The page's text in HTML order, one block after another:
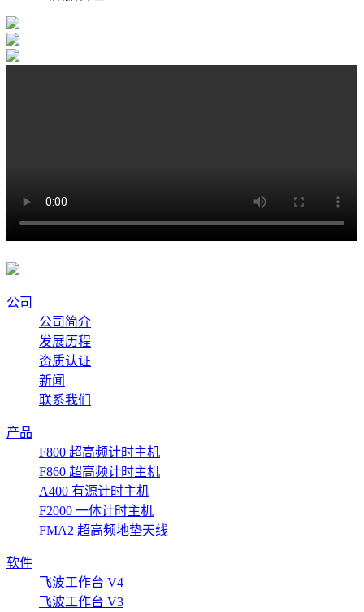
公司
公司简介
发展历程
资质认证
新闻
联系我们
产品
F800 超高频计时主机
F860 超高频计时主机
A400 有源计时主机
F2000 一体计时主机
FMA2 超高频地垫天线
软件
飞波工作台 V4
飞波工作台 V3